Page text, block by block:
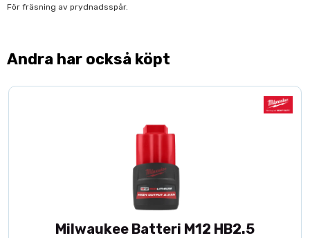
För fräsning av prydnadsspår.
Andra har också köpt
Milwaukee Batteri M12 HB2.5